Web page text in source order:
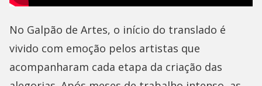
No Galpão de Artes, o início do translado é
vivido com emoção pelos artistas que
acompanharam cada etapa da criação das